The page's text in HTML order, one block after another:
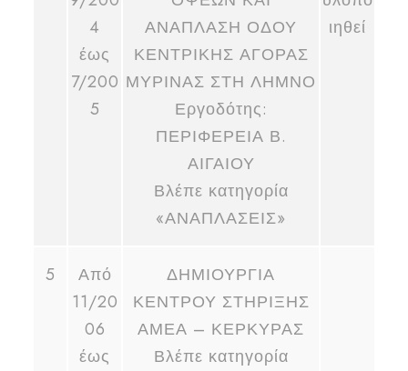
4
έως
7/200
5
ΑΝΑΠΛΑΣΗ ΟΔΟΥ
ΚΕΝΤΡΙΚΗΣ ΑΓΟΡΑΣ
ΜΥΡΙΝΑΣ ΣΤΗ ΛΗΜΝΟ
Εργοδότης:
ΠΕΡΙΦΕΡΕΙΑ Β.
ΑΙΓΑΙΟΥ
Βλέπε κατηγορία
«ΑΝΑΠΛΑΣΕΙΣ»
ιηθεί
5
Από
11/20
06
έως
ΔΗΜΙΟΥΡΓΙΑ
ΚΕΝΤΡΟΥ ΣΤΗΡΙΞΗΣ
ΑΜΕΑ – ΚΕΡΚΥΡΑΣ
Βλέπε κατηγορία